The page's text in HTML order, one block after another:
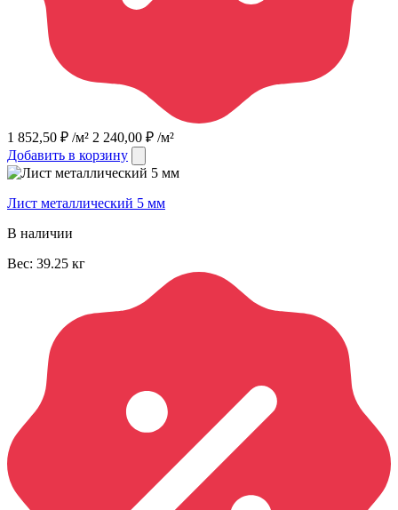
1 852,50 ₽ /м² 2 240,00 ₽ /м²
Добавить в корзину
Лист металлический 5 мм
В наличии
Вес: 39.25 кг